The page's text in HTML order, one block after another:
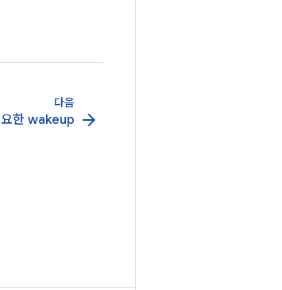
다음
한 wakeup arrow_forward